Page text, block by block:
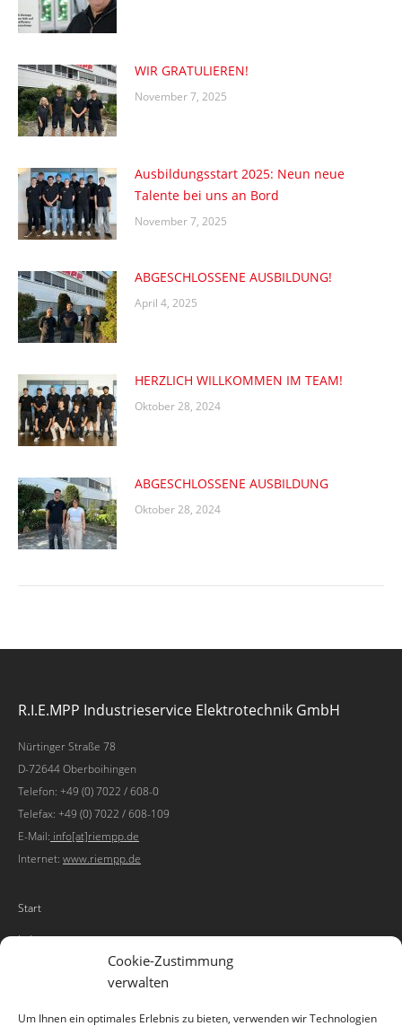
Cookie-Zustimmung
verwalten
Um Ihnen ein optimales Erlebnis zu bieten, verwenden wir Technologien
WIR GRATULIEREN!
November 7, 2025
Ausbildungsstart 2025: Neun neue
Talente bei uns an Bord
November 7, 2025
ABGESCHLOSSENE AUSBILDUNG!
April 4, 2025
HERZLICH WILLKOMMEN IM TEAM!
Oktober 28, 2024
ABGESCHLOSSENE AUSBILDUNG
Oktober 28, 2024
R.I.E.MPP Industrieservice Elektrotechnik GmbH
Nürtinger Straße 78
D-72644 Oberboihingen
Telefon: +49 (0) 7022 / 608-0
Telefax: +49 (0) 7022 / 608-109
E-Mail: info[at]riempp.de
Internet: www.riempp.de
Start
Leistungen